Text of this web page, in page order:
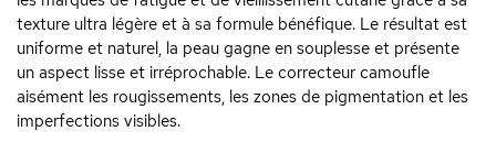
texture ultra légère et à sa formule bénéfique. Le résultat est
uniforme et naturel, la peau gagne en souplesse et présente
un aspect lisse et irréprochable. Le correcteur camoufle
aisément les rougissements, les zones de pigmentation et les
imperfections visibles.